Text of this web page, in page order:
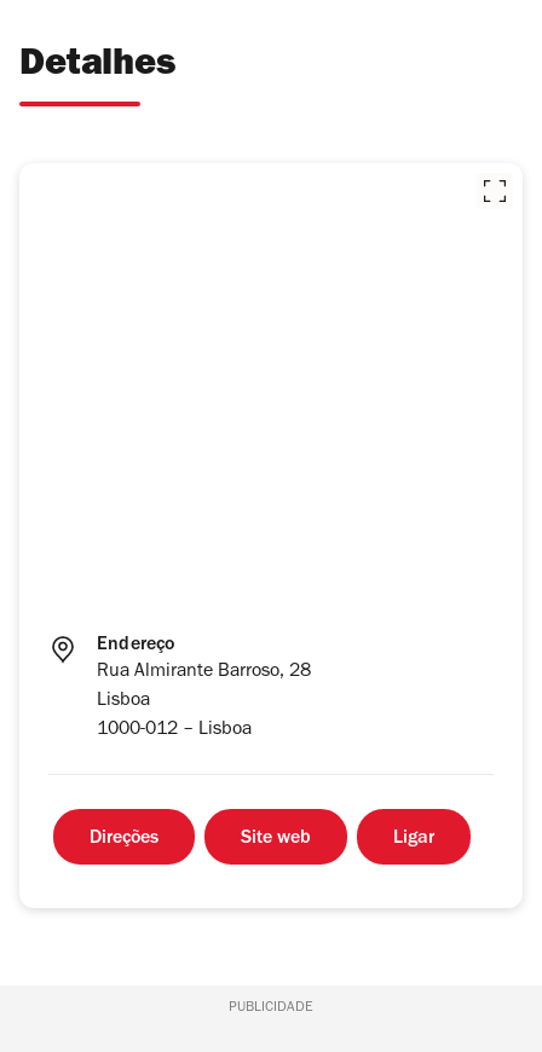
Detalhes
Endereço
Rua Almirante Barroso, 28
Lisboa
1000-012 – Lisboa
Direções Site web Ligar
PUBLICIDADE